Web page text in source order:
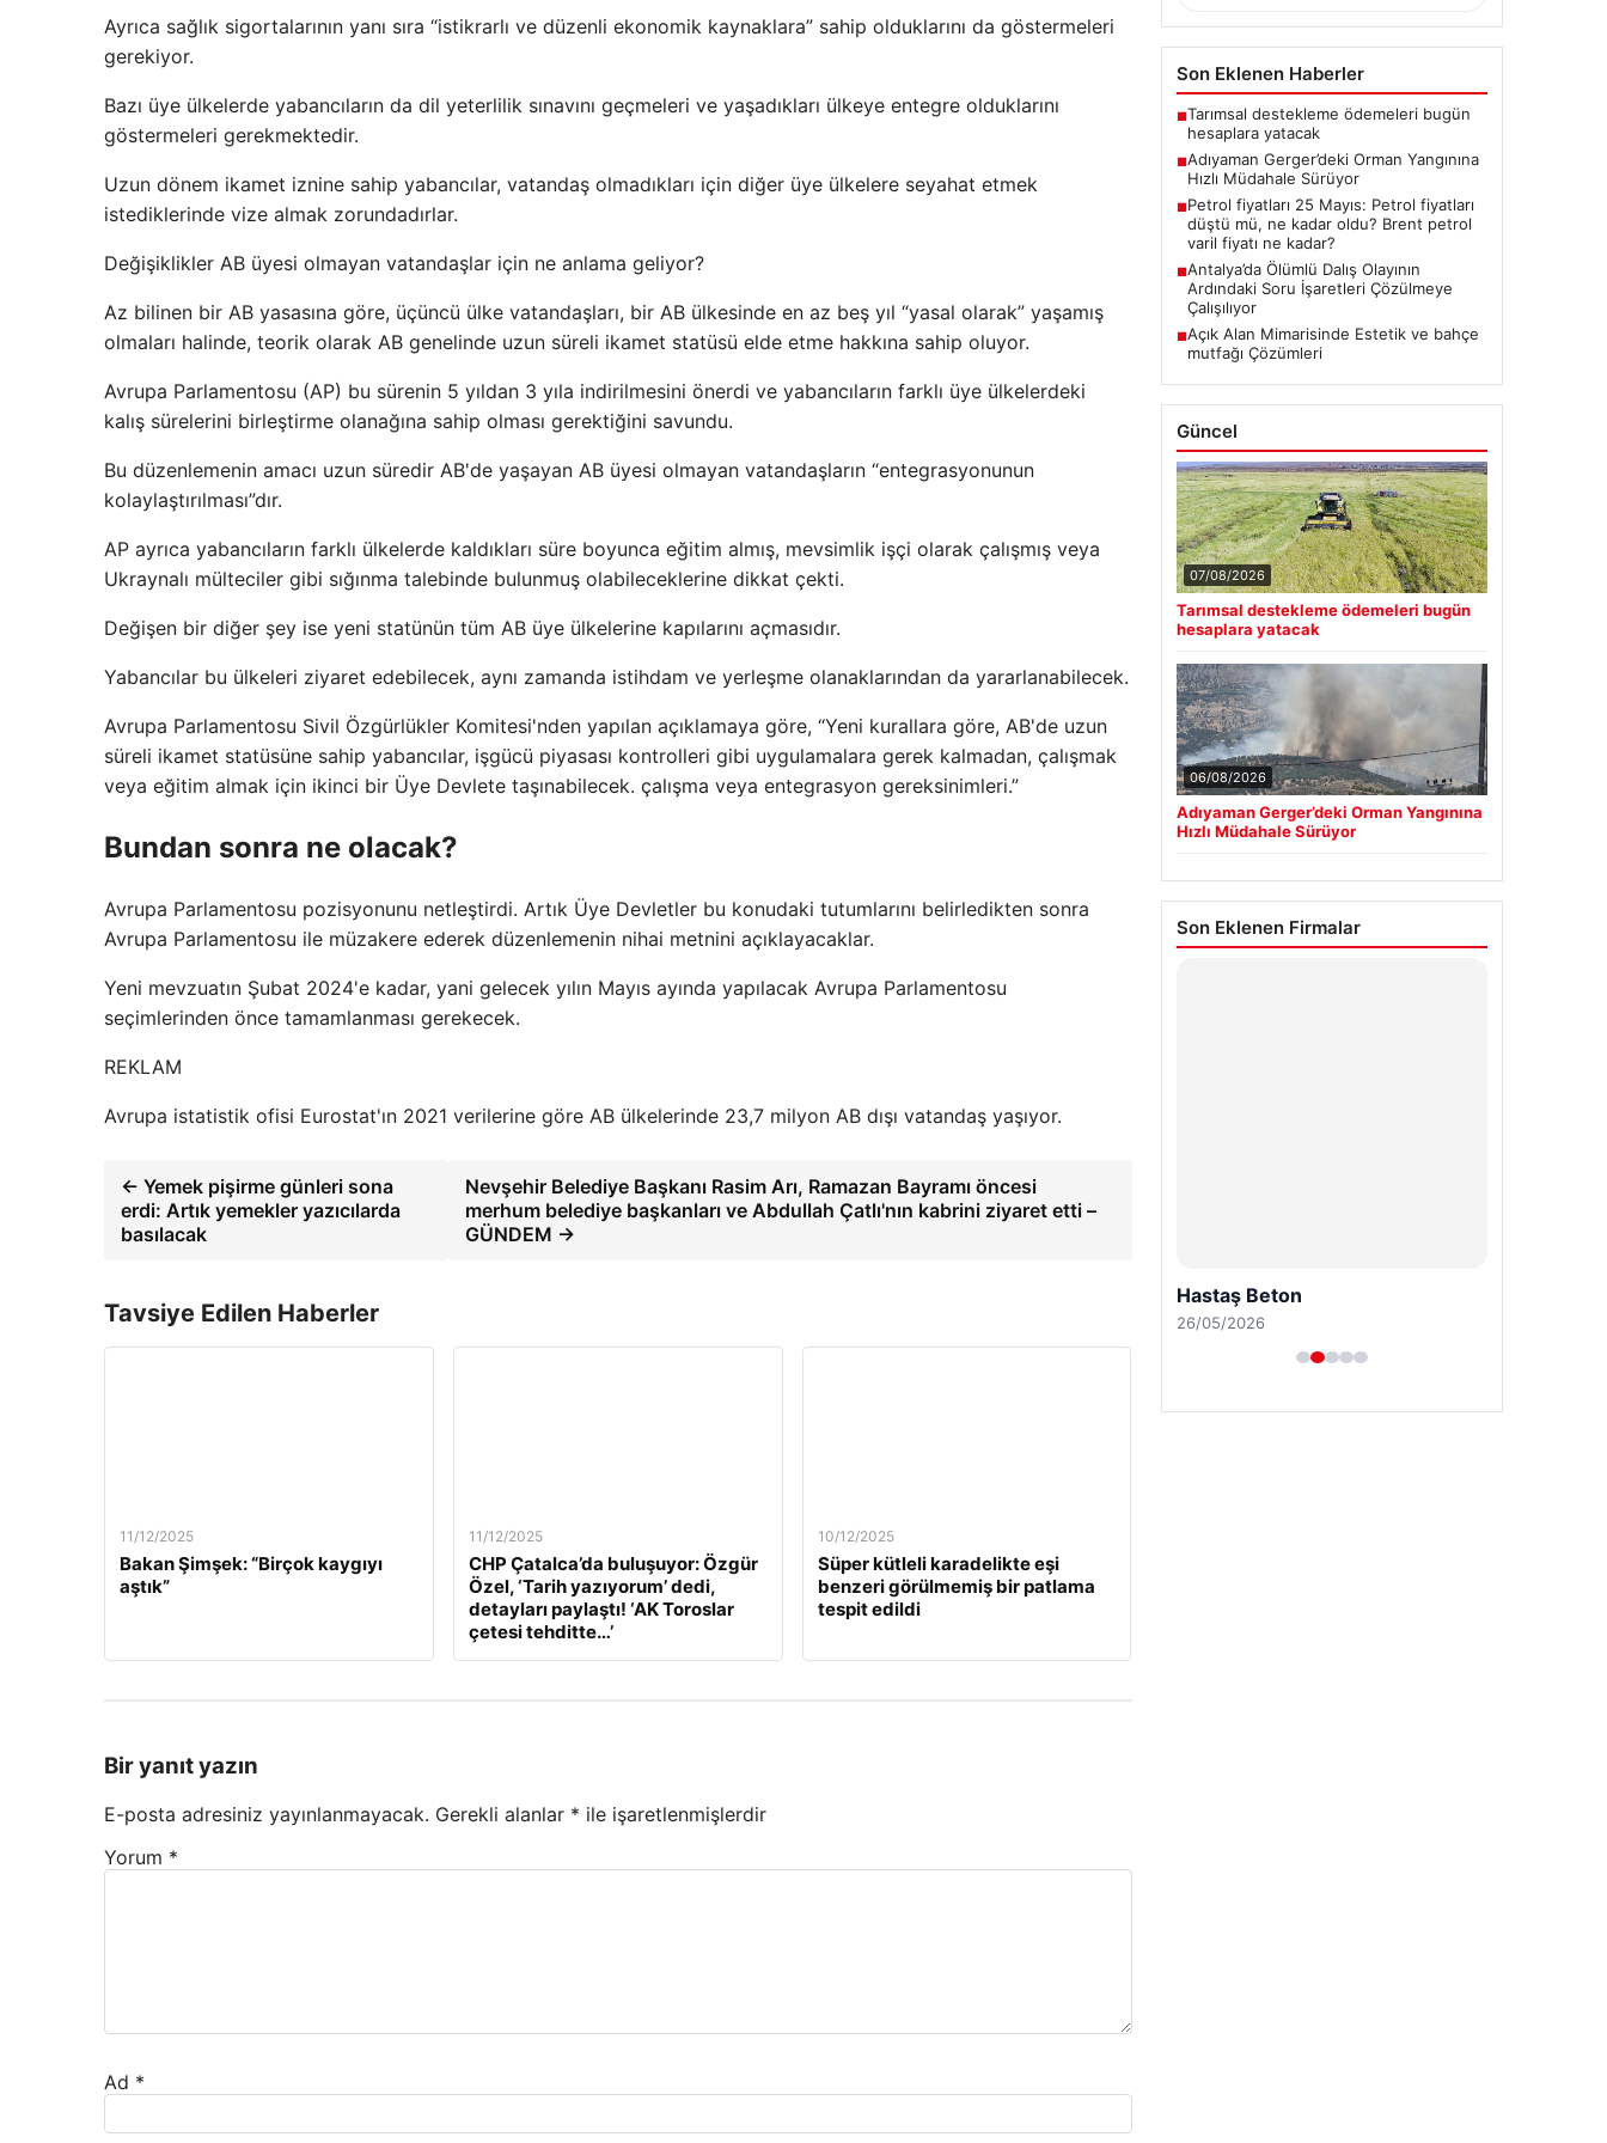
Ayrıca sağlık sigortalarının yanı sıra “istikrarlı ve düzenli ekonomik kaynaklara” sahip olduklarını da göstermeleri
gerekiyor.
Bazı üye ülkelerde yabancıların da dil yeterlilik sınavını geçmeleri ve yaşadıkları ülkeye entegre olduklarını
göstermeleri gerekmektedir.
Uzun dönem ikamet iznine sahip yabancılar, vatandaş olmadıkları için diğer üye ülkelere seyahat etmek
istediklerinde vize almak zorundadırlar.
Değişiklikler AB üyesi olmayan vatandaşlar için ne anlama geliyor?
Az bilinen bir AB yasasına göre, üçüncü ülke vatandaşları, bir AB ülkesinde en az beş yıl “yasal olarak” yaşamış
olmaları halinde, teorik olarak AB genelinde uzun süreli ikamet statüsü elde etme hakkına sahip oluyor.
Avrupa Parlamentosu (AP) bu sürenin 5 yıldan 3 yıla indirilmesini önerdi ve yabancıların farklı üye ülkelerdeki
kalış sürelerini birleştirme olanağına sahip olması gerektiğini savundu.
Bu düzenlemenin amacı uzun süredir AB'de yaşayan AB üyesi olmayan vatandaşların “entegrasyonunun
kolaylaştırılması”dır.
AP ayrıca yabancıların farklı ülkelerde kaldıkları süre boyunca eğitim almış, mevsimlik işçi olarak çalışmış veya
Ukraynalı mülteciler gibi sığınma talebinde bulunmuş olabileceklerine dikkat çekti.
Değişen bir diğer şey ise yeni statünün tüm AB üye ülkelerine kapılarını açmasıdır.
Yabancılar bu ülkeleri ziyaret edebilecek, aynı zamanda istihdam ve yerleşme olanaklarından da yararlanabilecek.
Avrupa Parlamentosu Sivil Özgürlükler Komitesi'nden yapılan açıklamaya göre, “Yeni kurallara göre, AB'de uzun
süreli ikamet statüsüne sahip yabancılar, işgücü piyasası kontrolleri gibi uygulamalara gerek kalmadan, çalışmak
veya eğitim almak için ikinci bir Üye Devlete taşınabilecek. çalışma veya entegrasyon gereksinimleri.”
Bundan sonra ne olacak?
Avrupa Parlamentosu pozisyonunu netleştirdi. Artık Üye Devletler bu konudaki tutumlarını belirledikten sonra
Avrupa Parlamentosu ile müzakere ederek düzenlemenin nihai metnini açıklayacaklar.
Yeni mevzuatın Şubat 2024'e kadar, yani gelecek yılın Mayıs ayında yapılacak Avrupa Parlamentosu
seçimlerinden önce tamamlanması gerekecek.
REKLAM
Avrupa istatistik ofisi Eurostat'ın 2021 verilerine göre AB ülkelerinde 23,7 milyon AB dışı vatandaş yaşıyor.
← Yemek pişirme günleri sona
erdi: Artık yemekler yazıcılarda
basılacak
Nevşehir Belediye Başkanı Rasim Arı, Ramazan Bayramı öncesi
merhum belediye başkanları ve Abdullah Çatlı'nın kabrini ziyaret etti –
GÜNDEM →
Tavsiye Edilen Haberler
11/12/2025
Bakan Şimşek: “Birçok kaygıyı
aştık”
11/12/2025
CHP Çatalca’da buluşuyor: Özgür
Özel, ‘Tarih yazıyorum’ dedi,
detayları paylaştı! ‘AK Toroslar
çetesi tehditte…’
10/12/2025
Süper kütleli karadelikte eşi
benzeri görülmemiş bir patlama
tespit edildi
Bir yanıt yazın
E-posta adresiniz yayınlanmayacak. Gerekli alanlar * ile işaretlenmişlerdir
Yorum *
Ad *
Son Eklenen Haberler
■Tarımsal destekleme ödemeleri bugün
hesaplara yatacak
■Adıyaman Gerger’deki Orman Yangınına
Hızlı Müdahale Sürüyor
■Petrol fiyatları 25 Mayıs: Petrol fiyatları
düştü mü, ne kadar oldu? Brent petrol
varil fiyatı ne kadar?
■Antalya’da Ölümlü Dalış Olayının
Ardındaki Soru İşaretleri Çözülmeye
Çalışılıyor
■Açık Alan Mimarisinde Estetik ve bahçe
mutfağı Çözümleri
Güncel
07/08/2026
Tarımsal destekleme ödemeleri bugün
hesaplara yatacak
06/08/2026
Adıyaman Gerger’deki Orman Yangınına
Hızlı Müdahale Sürüyor
Son Eklenen Firmalar